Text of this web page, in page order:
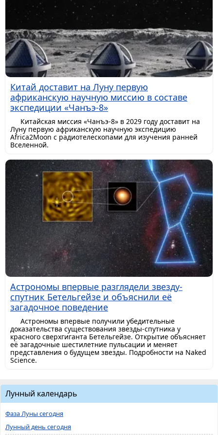
Китай доставит на Луну первую
африканскую научную миссию в составе
экспедиции «Чанъэ-8»
Китайская миссия «Чанъэ-8» в 2029 году доставит на
Луну первую африканскую научную экспедицию
Africa2Moon с радиотелескопами для изучения ранней
Вселенной.
Астрономы впервые разглядели звезду-
спутник Бетельгейзе и объяснили её
загадочное поведение
Астрономы впервые получили убедительные
доказательства существования звезды-спутника у
красного сверхгиганта Бетельгейзе. Открытие объясняет
её загадочные шестилетние пульсации и меняет
представления о будущем звезды. Подробности на Naked
Science.
Лунный календарь
Фаза Луны сегодня
Лунный день сегодня